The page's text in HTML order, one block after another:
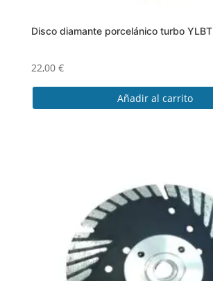
Disco diamante porcelánico turbo YLBT
22,00 €
Añadir al carrito